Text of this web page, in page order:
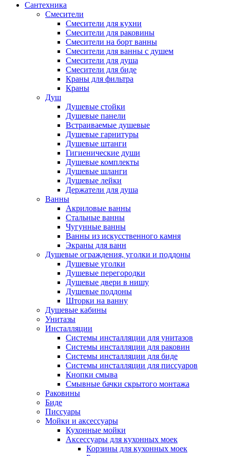
Сантехника
Смесители
Смесители для кухни
Смесители для раковины
Смесители на борт ванны
Смесители для ванны с душем
Смесители для душа
Смесители для биде
Краны для фильтра
Краны
Душ
Душевые стойки
Душевые панели
Встраиваемые душевые
Душевые гарнитуры
Душевые штанги
Гигиенические души
Душевые комплекты
Душевые шланги
Душевые лейки
Держатели для душа
Ванны
Акриловые ванны
Стальные ванны
Чугунные ванны
Ванны из искусственного камня
Экраны для ванн
Душевые ограждения, уголки и поддоны
Душевые уголки
Душевые перегородки
Душевые двери в нишу
Душевые поддоны
Шторки на ванну
Душевые кабины
Унитазы
Инсталляции
Системы инсталляции для унитазов
Системы инсталляции для раковин
Системы инсталляции для биде
Системы инсталляции для писсуаров
Кнопки смыва
Смывные бачки скрытого монтажа
Раковины
Биде
Писсуары
Мойки и аксессуары
Кухонные мойки
Аксессуары для кухонных моек
Корзины для кухонных моек